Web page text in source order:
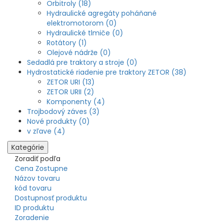
Orbitroly (18)
Hydraulické agregáty poháňané
elektromotorom (0)
Hydraulické tlmiče (0)
Rotátory (1)
Olejové nádrže (0)
Sedadlá pre traktory a stroje (0)
Hydrostatické riadenie pre traktory ZETOR (38)
ZETOR URI (13)
ZETOR URII (2)
Komponenty (4)
Trojbodový záves (3)
Nové produkty (0)
v zľave (4)
Kategórie
Zoradiť podľa
Cena Zostupne
Názov tovaru
kód tovaru
Dostupnosť produktu
ID produktu
Zoradenie